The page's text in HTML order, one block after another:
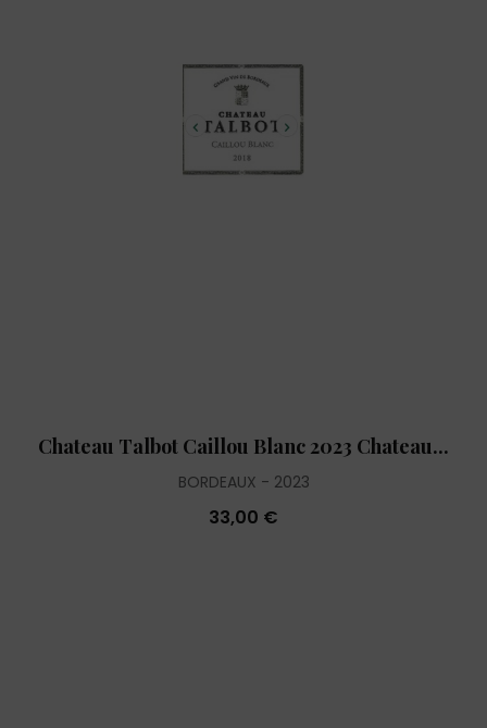
Chateau Talbot Caillou Blanc 2023 Chateau...
BORDEAUX 2023
33,00 €